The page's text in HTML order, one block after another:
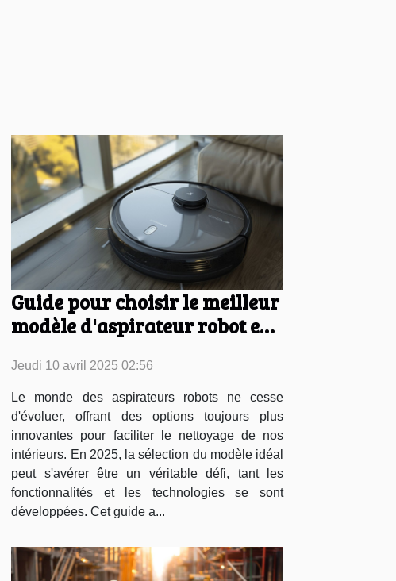
Guide pour choisir le meilleur
modèle d'aspirateur robot en
Jeudi 10 avril 2025 02:56
Le monde des aspirateurs robots ne cesse
d'évoluer, offrant des options toujours plus
innovantes pour faciliter le nettoyage de nos
intérieurs. En 2025, la sélection du modèle idéal
peut s'avérer être un véritable défi, tant les
fonctionnalités et les technologies se sont
développées. Cet guide a...